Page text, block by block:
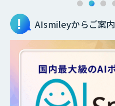
AIsmileyからご案内